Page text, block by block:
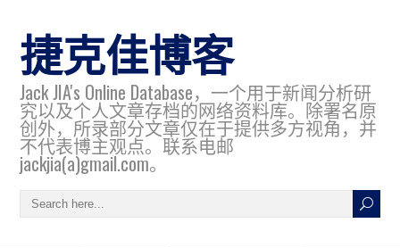
捷克佳博客
Jack JIA's Online Database，一个用于新闻分析研
究以及个人文章存档的网络资料库。除署名原
创外，所录部分文章仅在于提供多方视角，并
不代表博主观点。联系电邮
jackjia(a)gmail.com。